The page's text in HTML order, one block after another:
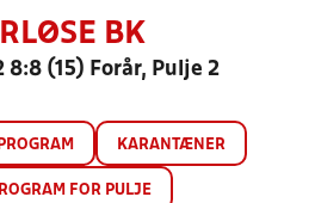
BK
8:8 (15) Forår, Pulje 2
KARANTÆNER
FOR PULJE